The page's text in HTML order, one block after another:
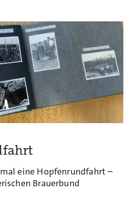
eine Hopfenrundfahrt –
Brauerbund